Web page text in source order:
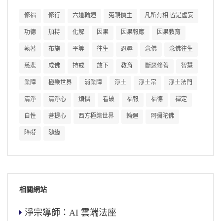
修福 修行 六道輪迴 冤親債主 凡所有相 皆是虛妄
功德 加持 化解 因果 因果報應 因果教育
執著 布施 平等 往生 忍辱 念佛 念佛往生
慈悲 成佛 持戒 放下 教育 斷惡修善 智慧
業障 極樂世界 消業障 淨土 淨土宗 淨土法門
清淨 清淨心 煩惱 看破 福報 福德 禪定
自性 菩提心 西方極樂世界 輪迴 阿彌陀佛
障礙 隨緣
相關網站
淨宗導師：AI 雲端法座